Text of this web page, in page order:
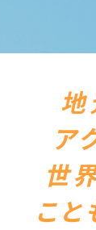
地
ア
世
こと